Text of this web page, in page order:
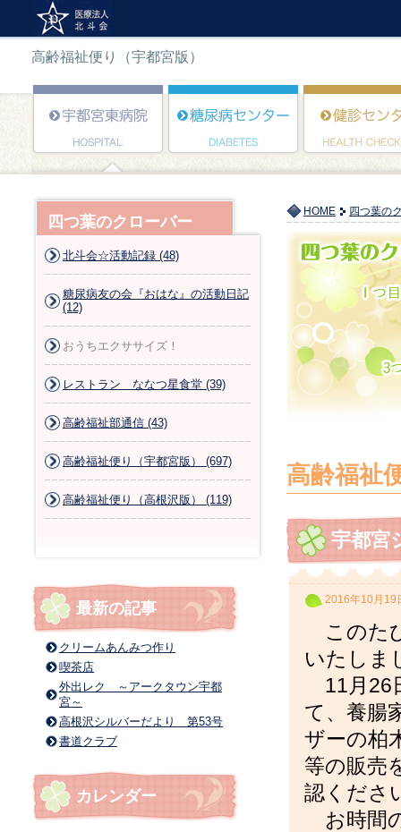
高齢福祉便り（宇都宮版）
HOME 四つ葉の
高齢福祉
宇都宮
2016年10月19
このた
いたしま
11月26
て、養腸
ザーの柏
等の販売
認くださ
お時間
四つ葉のクローバー
北斗会☆活動記録 (48)
糖尿病友の会『おはな』の活動日記
(12)
おうちエクササイズ！
レストラン ななつ星食堂 (39)
高齢福祉部通信 (43)
高齢福祉便り（宇都宮版） (697)
高齢福祉便り（高根沢版） (119)
最新の記事
クリームあんみつ作り
喫茶店
外出レク ～アークタウン宇都
宮～
高根沢シルバーだより 第53号
書道クラブ
カレンダー